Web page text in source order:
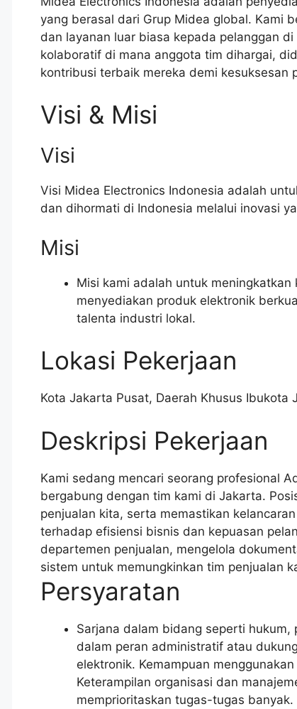
yang berasal dari Grup Midea global. Kami
dan layanan luar biasa kepada pelanggan
kolaboratif di mana anggota tim dihargai,
kontribusi terbaik mereka demi kesuksesan
Visi & Misi
Visi
Visi Midea Electronics Indonesia adalah
dan dihormati di Indonesia melalui inovasi
Misi
Misi kami adalah untuk
menyediakan produk elektronik
talenta industri lokal.
Lokasi Pekerjaan
Kota Jakarta Pusat, Daerah Khusus Ibukota
Deskripsi Pekerjaan
Kami sedang mencari seorang profesional
bergabung dengan tim kami di Jakarta.
penjualan kita, serta memastikan
terhadap efisiensi bisnis dan kepuasan
departemen penjualan, mengelola
sistem untuk memungkinkan tim penjualan
Persyaratan
Sarjana dalam bidang seperti
dalam peran administratif atau
elektronik. Kemampuan
Keterampilan organisasi dan
memprioritaskan tugas-tugas